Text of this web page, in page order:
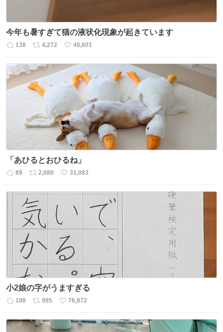
今年も暑すぎて猫の液状化現象が起きています
返
138
リ
ス
ト
数
4,272
い
ね
数
40,601
「あひるとおひるね」
返
89
リ
ト
数
2,080
い
31,083
小2娘の字がうますぎる
返
数
188
リ
ス
995
い
ね
76,972